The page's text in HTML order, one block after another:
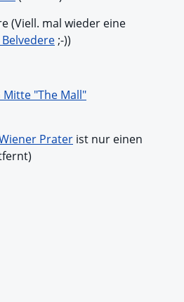
(Viell. mal wieder eine
;-))
Mitte "The Mall"
Prater ist nur einen